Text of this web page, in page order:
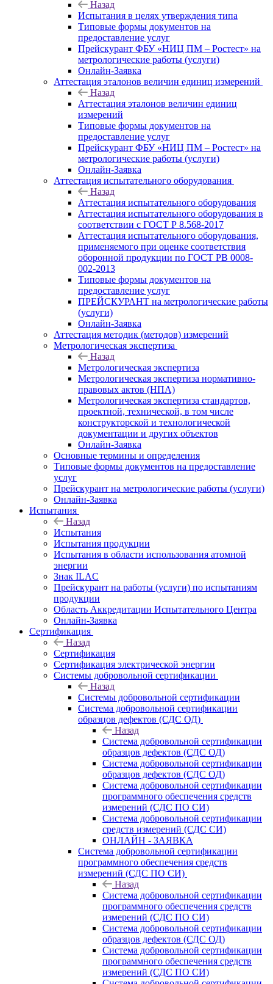
Назад
Испытания в целях утверждения типа
Типовые формы документов на
предоставление услуг
Прейскурант ФБУ «НИЦ ПМ – Ростест» на
метрологические работы (услуги)
Онлайн-Заявка
Аттестация эталонов величин единиц измерений
Назад
Аттестация эталонов величин единиц
измерений
Типовые формы документов на
предоставление услуг
Прейскурант ФБУ «НИЦ ПМ – Ростест» на
метрологические работы (услуги)
Онлайн-Заявка
Аттестация испытательного оборудования
Назад
Аттестация испытательного оборудования
Аттестация испытательного оборудования в
соответствии с ГОСТ Р 8.568-2017
Аттестация испытательного оборудования,
применяемого при оценке соответствия
оборонной продукции по ГОСТ РВ 0008-
002-2013
Типовые формы документов на
предоставление услуг
ПРЕЙСКУРАНТ на метрологические работы
(услуги)
Онлайн-Заявка
Аттестация методик (методов) измерений
Метрологическая экспертиза
Назад
Метрологическая экспертиза
Метрологическая экспертиза нормативно-
правовых актов (НПА)
Метрологическая экспертиза стандартов,
проектной, технической, в том числе
конструкторской и технологической
документации и других объектов
Онлайн-Заявка
Основные термины и определения
Типовые формы документов на предоставление
услуг
Прейскурант на метрологические работы (услуги)
Онлайн-Заявка
Испытания
Назад
Испытания
Испытания продукции
Испытания в области использования атомной
энергии
Знак ILAC
Прейскурант на работы (услуги) по испытаниям
продукции
Область Аккредитации Испытательного Центра
Онлайн-Заявка
Сертификация
Назад
Сертификация
Сертификация электрической энергии
Системы добровольной сертификации
Назад
Системы добровольной сертификации
Система добровольной сертификации
образцов дефектов (СДС ОД)
Назад
Система добровольной сертификации
образцов дефектов (СДС ОД)
Система добровольной сертификации
образцов дефектов (СДС ОД)
Система добровольной сертификации
программного обеспечения средств
измерений (СДС ПО СИ)
Система добровольной сертификации
средств измерений (СДС СИ)
ОНЛАЙН - ЗАЯВКА
Система добровольной сертификации
программного обеспечения средств
измерений (СДС ПО СИ)
Назад
Система добровольной сертификации
программного обеспечения средств
измерений (СДС ПО СИ)
Система добровольной сертификации
образцов дефектов (СДС ОД)
Система добровольной сертификации
программного обеспечения средств
измерений (СДС ПО СИ)